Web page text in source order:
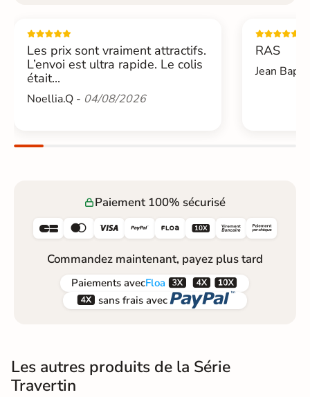
Les prix sont vraiment attractifs.
L’envoi est ultra rapide. Le colis
était...
Noellia.Q - 04/08/2026
RAS
Jean
Paiement 100% sécurisé
     
Commandez maintenant, payez plus tard
Paiements avecFloa  
 sans frais avec 
Les autres produits de la Série
Travertin